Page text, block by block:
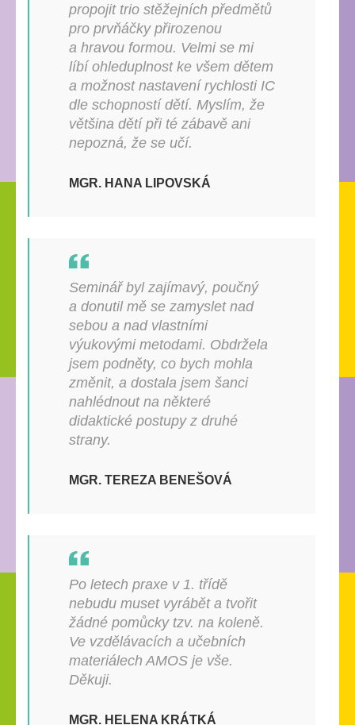
propojit trio stěžejních předmětů
pro prvňáčky přirozenou
a hravou formou. Velmi se mi
líbí ohleduplnost ke všem dětem
a možnost nastavení rychlosti IC
dle schopností dětí. Myslím, že
většina dětí při té zábavě ani
nepozná, že se učí.
MGR. HANA LIPOVSKÁ
Seminář byl zajímavý, poučný
a donutil mě se zamyslet nad
sebou a nad vlastními
výukovými metodami. Obdržela
jsem podněty, co bych mohla
změnit, a dostala jsem šanci
nahlédnout na některé
didaktické postupy z druhé
strany.
MGR. TEREZA BENEŠOVÁ
Po letech praxe v 1. třídě
nebudu muset vyrábět a tvořit
žádné pomůcky tzv. na koleně.
Ve vzdělávacích a učebních
materiálech AMOS je vše.
Děkuji.
MGR. HELENA KRÁTKÁ